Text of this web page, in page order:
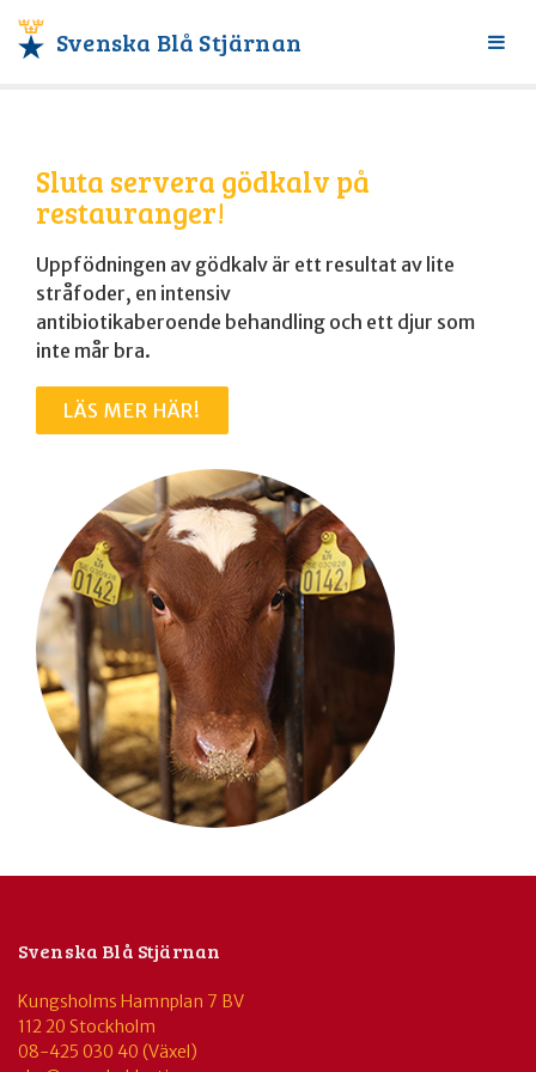
Svenska Blå Stjärnan
Växla
Sluta servera gödkalv på
restauranger!
Uppfödningen av gödkalv är ett resultat av lite
stråfoder, en intensiv
antibiotikaberoende behandling och ett djur som
inte mår bra.
LÄS MER HÄR!
Svenska Blå Stjärnan
Kungsholms Hamnplan 7 BV
112 20 Stockholm
08-425 030 40 (Växel)